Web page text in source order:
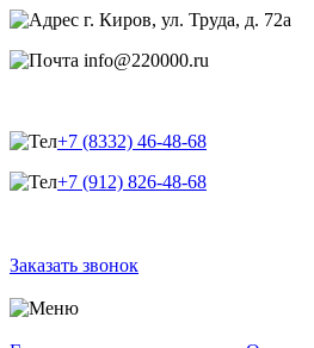
г. Киров, ул. Труда, д. 72а
info@220000.ru
+7 (8332) 46-48-68
+7 (912) 826-48-68
Заказать звонок